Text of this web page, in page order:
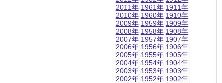
2011年
2010年
2009年
2008年
2007年
2006年
2005年
2004年
2003年
2002年
1961年
1960年
1959年
1958年
1957年
1956年
1955年
1954年
1953年
1952年
1911年
1910年
1909年
1908年
1907年
1906年
1905年
1904年
1903年
1902年